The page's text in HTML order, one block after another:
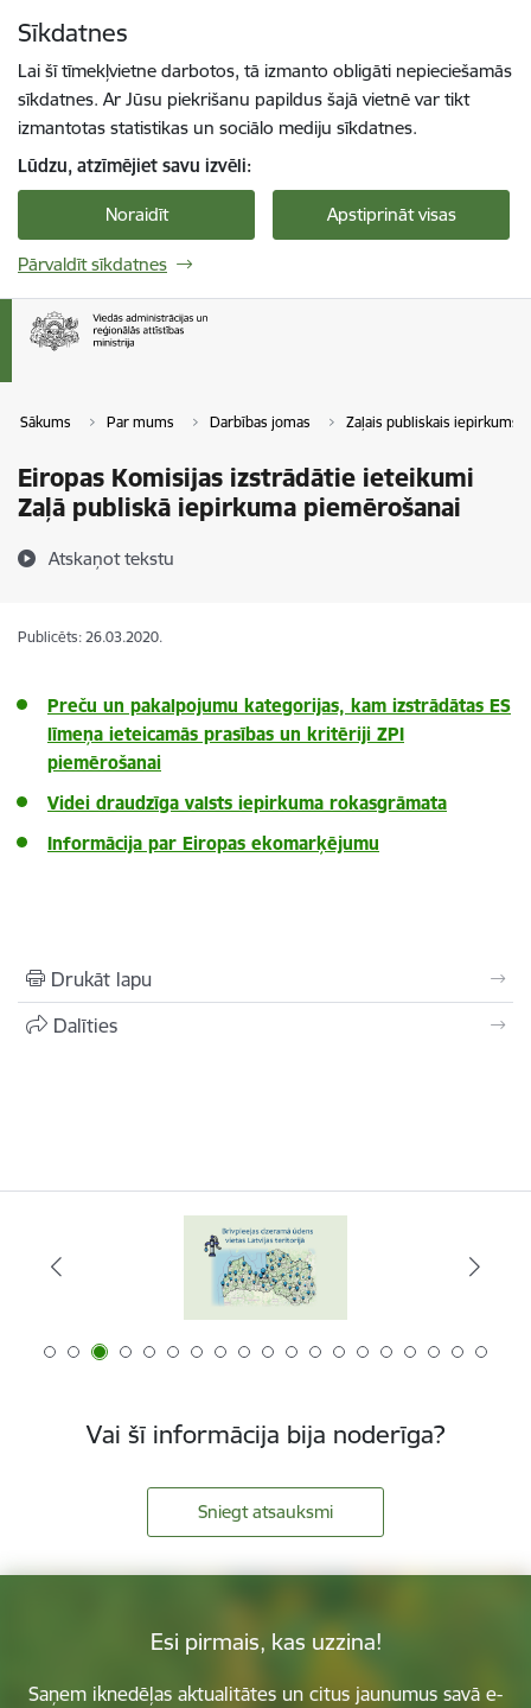
Sīkdatnes
Lai šī tīmekļvietne darbotos, tā izmanto obligāti nepieciešamās
sīkdatnes. Ar Jūsu piekrišanu papildus šajā vietnē var tikt
izmantotas statistikas un sociālo mediju sīkdatnes.
Lūdzu, atzīmējiet savu izvēli:
Noraidīt Apstiprināt visas
Pārvaldīt sīkdatnes
Sākums Par mums Darbības jomas Zaļais publiskais iepirkums
Eiropas Komisijas izstrādātie ieteikumi
Zaļā publiskā iepirkuma piemērošanai
Atskaņot tekstu
Publicēts: 26.03.2020.
Preču un pakalpojumu kategorijas, kam izstrādātas ES
līmeņa ieteicamās prasības un kritēriji ZPI
piemērošanai
Videi draudzīga valsts iepirkuma rokasgrāmata
Informācija par Eiropas ekomarķējumu
Drukāt lapu
Dalīties
Vai šī informācija bija noderīga?
Sniegt atsauksmi
Esi pirmais, kas uzzina!
Saņem iknedēļas aktualitātes un citus jaunumus savā e-